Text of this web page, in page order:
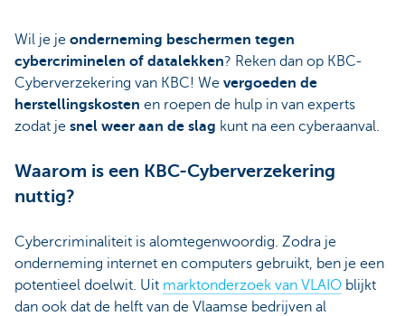
Wil je je onderneming beschermen tegen
cybercriminelen of datalekken? Reken dan op KBC-
Cyberverzekering van KBC! We vergoeden de
herstellingskosten en roepen de hulp in van experts
zodat je snel weer aan de slag kunt na een cyberaanval.
Waarom is een KBC-Cyberverzekering
nuttig?
Cybercriminaliteit is alomtegenwoordig. Zodra je
onderneming internet en computers gebruikt, ben je een
potentieel doelwit. Uit marktonderzoek van VLAIO blijkt
dan ook dat de helft van de Vlaamse bedrijven al